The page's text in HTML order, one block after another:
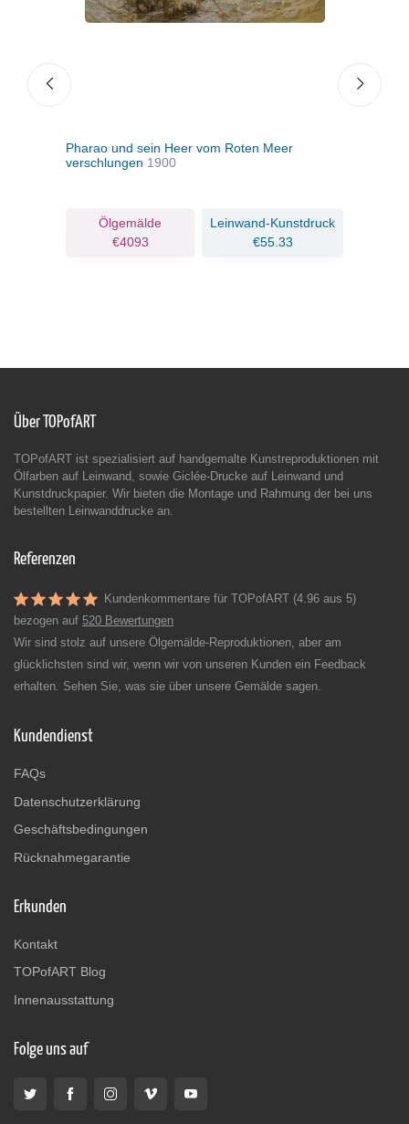
Pharao und sein Heer vom Roten Meer
verschlungen 1900
Ölgemälde
€4093
Leinwand-Kunstdruck
€55.33
Über TOPofART
TOPofART ist spezialisiert auf handgemalte Kunstreproduktionen mit
Ölfarben auf Leinwand, sowie Giclée-Drucke auf Leinwand und
Kunstdruckpapier. Wir bieten die Montage und Rahmung der bei uns
bestellten Leinwanddrucke an.
Referenzen
Kundenkommentare für TOPofART (4.96 aus 5)
bezogen auf 520 Bewertungen
Wir sind stolz auf unsere Ölgemälde-Reproduktionen, aber am
glücklichsten sind wir, wenn wir von unseren Kunden ein Feedback
erhalten. Sehen Sie, was sie über unsere Gemälde sagen.
Kundendienst
FAQs
Datenschutzerklärung
Geschäftsbedingungen
Rücknahmegarantie
Erkunden
Kontakt
TOPofART Blog
Innenausstattung
Folge uns auf